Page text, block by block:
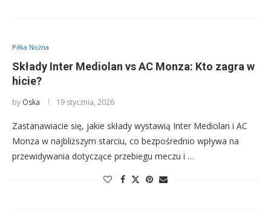
Piłka Nożna
Składy Inter Mediolan vs AC Monza: Kto zagra w
hicie?
by Oska 19 stycznia, 2026
Zastanawiacie się, jakie składy wystawią Inter Mediolan i AC
Monza w najbliższym starciu, co bezpośrednio wpływa na
przewidywania dotyczące przebiegu meczu i …